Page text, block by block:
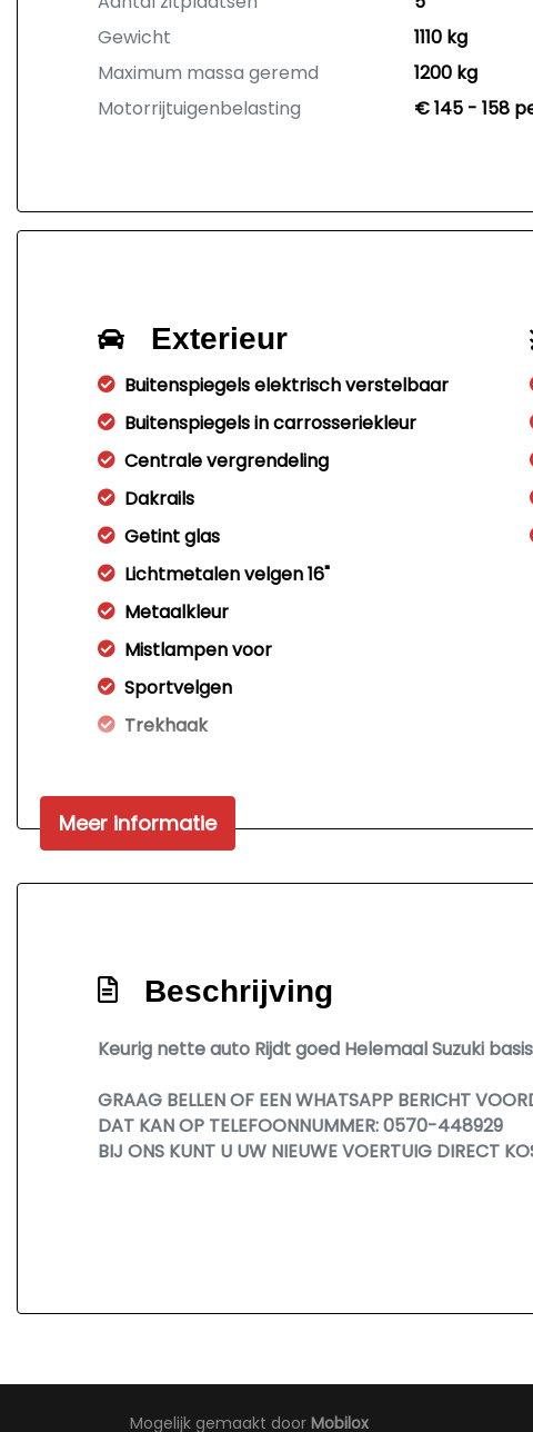
Gewicht
1110 kg
Maximum massa geremd
1200 kg
Motorrijtuigenbelasting
€ 145 - 158
Exterieur
Buitenspiegels elektrisch verstelbaar
Buitenspiegels in carrosseriekleur
Centrale vergrendeling
Dakrails
Getint glas
Lichtmetalen velgen 16"
Metaalkleur
Mistlampen voor
Sportvelgen
Trekhaak
Meer informatie
Beschrijving
Keurig nette auto Rijdt goed Helemaal Suzuki
GRAAG BELLEN OF EEN WHATSAPP BERICHT
DAT KAN OP TELEFOONNUMMER: 0570-448929
BIJ ONS KUNT U UW NIEUWE VOERTUIG DIRECT
Mogelijk gemaakt door Mobilox